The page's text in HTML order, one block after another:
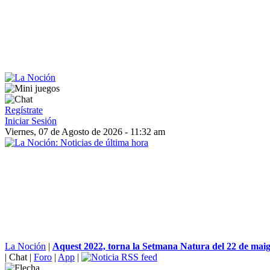
Regístrate
Iniciar Sesión
Viernes, 07 de Agosto de 2026 - 11:32 am
La Noción | Aquest 2022, torna la Setmana Natura del 22 de
| Chat | Foro | App |